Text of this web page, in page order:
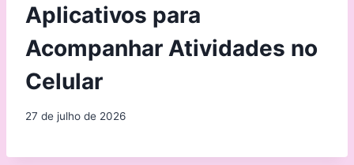
Aplicativos para
Acompanhar Atividades no
Celular
27 de julho de 2026